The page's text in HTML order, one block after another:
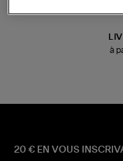
à
20 € EN VOUS